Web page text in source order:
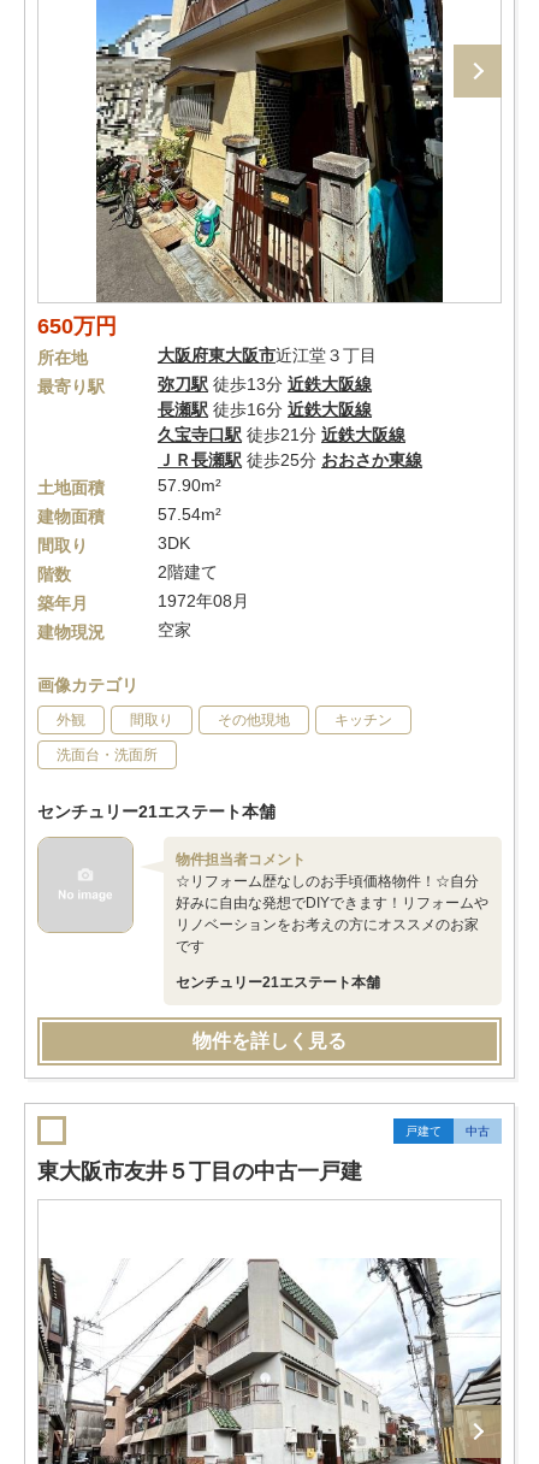
650万円
所在地 大阪府東大阪市近江堂３丁目
最寄り駅
弥刀駅 徒歩13分 近鉄大阪線
長瀬駅 徒歩16分 近鉄大阪線
久宝寺口駅 徒歩21分 近鉄大阪線
ＪＲ長瀬駅 徒歩25分 おおさか東線
土地面積
57.90m²
建物面積
57.54m²
間取り
3DK
階数
2階建て
築年月
1972年08月
建物現況
空家
画像カテゴリ
外観 間取り その他現地 キッチン
洗面台・洗面所
センチュリー21エステート本舗
物件担当者コメント
☆リフォーム歴なしのお手頃価格物件！☆自分
好みに自由な発想でDIYできます！リフォームや
リノベーションをお考えの方にオススメのお家
です
センチュリー21エステート本舗
物件を詳しく見る
戸建て 中古
東大阪市友井５丁目の中古一戸建